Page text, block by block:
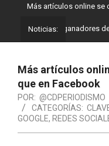
Más artículos online se
Noticias:
son los ganadores del
Más artículos
que en Facebook
POR: @CDPERIODISMO
CATEGORÍAS:
GOOGLE, REDES